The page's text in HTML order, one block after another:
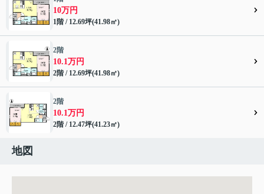
10万円
1階 / 12.69坪(41.98㎡)
2階
10.1万円
2階 / 12.69坪(41.98㎡)
2階
10.1万円
2階 / 12.47坪(41.23㎡)
地図